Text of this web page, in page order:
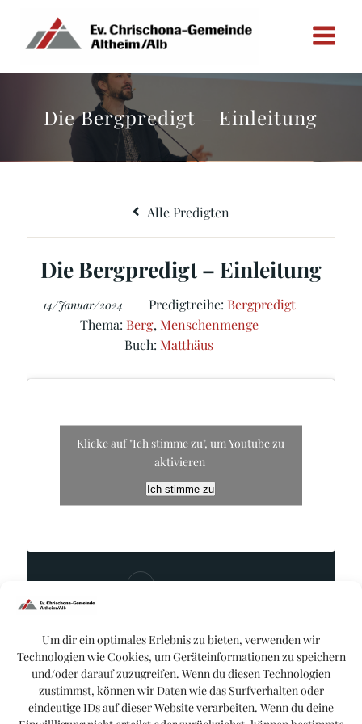
Um dir ein optimales Erlebnis zu bieten, verwenden wir
Technologien wie Cookies, um Geräteinformationen zu speichern
und/oder darauf zuzugreifen. Wenn du diesen Technologien
zustimmst, können wir Daten wie das Surfverhalten oder
eindeutige IDs auf dieser Website verarbeiten. Wenn du deine
Inhalt
Die Bergpredigt – Einleitung
Alle Predigten
Die Bergpredigt – Einleitung
14/Januar/2024 Predigtreihe: Bergpredigt
Thema: Berg, Menschenmenge
Buch: Matthäus
Klicke auf "Ich stimme zu", um Youtube zu
aktivieren
Ich stimme zu
Matthias Rupp
Bibel: Matthäusevangelium 5,1